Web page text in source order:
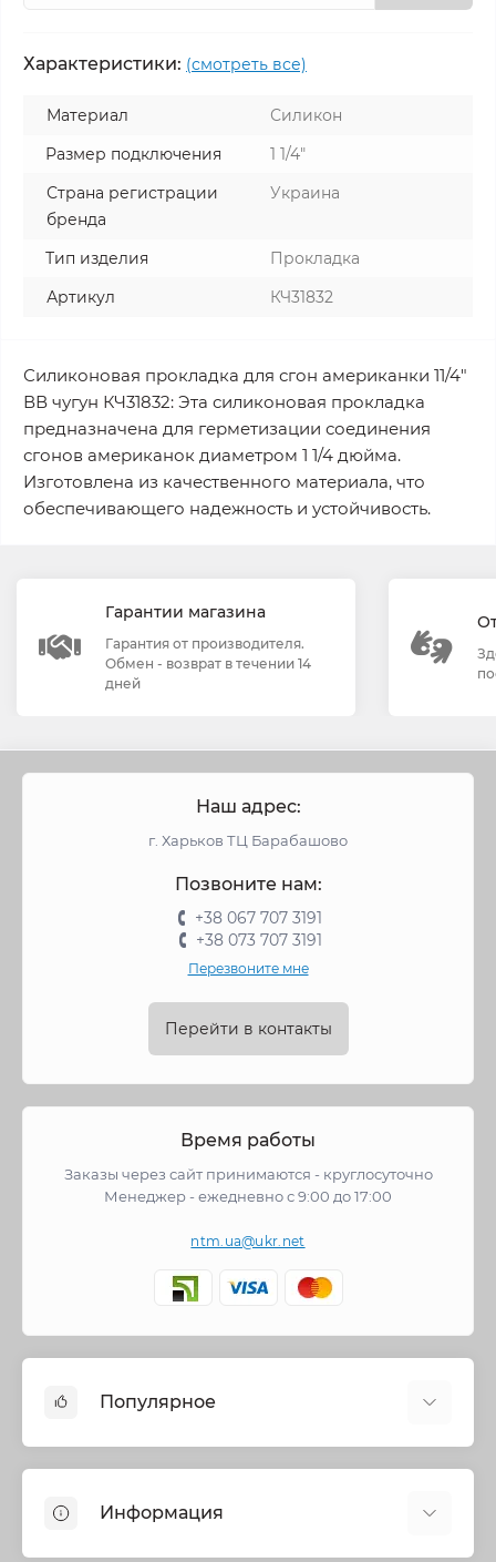
Характеристики: (смотреть все)
Материал
Силикон
Размер подключения
1 1/4"
Страна регистрации
бренда
Украина
Тип изделия
Прокладка
Артикул
КЧ31832
Силиконовая прокладка для сгон американки 11/4"
ВВ чугун КЧ31832: Эта силиконовая прокладка
предназначена для герметизации соединения
сгонов американок диаметром 1 1/4 дюйма.
Изготовлена из качественного материала, что
обеспечивающего надежность и устойчивость.
Гарантии магазина
Гарантия от производителя.
Обмен - возврат в течении 14
дней
Наш адрес:
г. Харьков ТЦ Барабашово
Позвоните нам:
+38 067 707 3191
+38 073 707 3191
Перезвоните мне
Перейти в контакты
Время работы
Заказы через сайт принимаются - круглосуточно
Менеджер - ежедневно с 9:00 до 17:00
ntm.ua@ukr.net
Популярное
Запорная арматура
Трубы и фитинги
Информация